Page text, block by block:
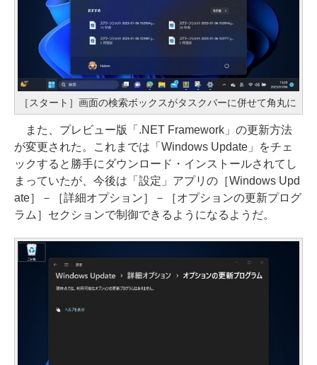
［スタート］画面の検索ボックスがタスクバーに併せて角丸に
また、プレビュー版「.NET Framework」の更新方法
が変更された。これまでは「Windows Update」をチェ
ックすると勝手にダウンロード・インストールされてし
まっていたが、今後は「設定」アプリの［Windows Upd
ate］－［詳細オプション］－［オプションの更新プログ
ラム］セクションで制御できるようになるようだ。